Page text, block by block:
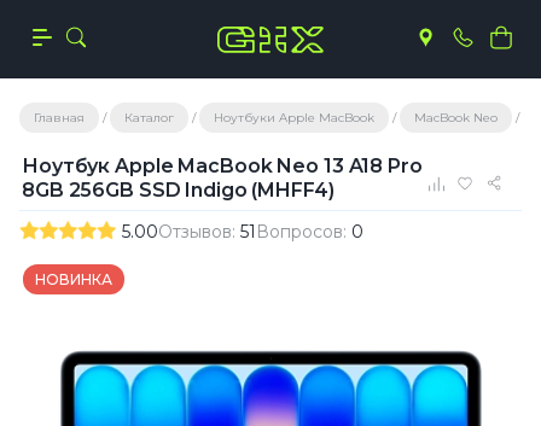
Главная Каталог Ноутбуки Apple MacBook MacBook Neo
Ноутбук Apple MacBook Neo 13 A18 Pro
8GB 256GB SSD Indigo (MHFF4)
5.00Отзывов: 51 Вопросов: 0
НОВИНКА